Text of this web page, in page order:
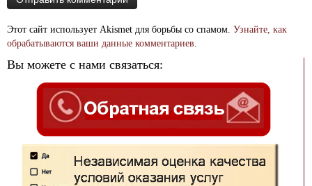
Этот сайт использует Akismet для борьбы со спамом. Узнайте, как
обрабатываются ваши данные комментариев.
Вы можете с нами связаться: